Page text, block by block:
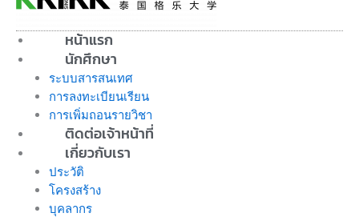
หน้าแรก
นักศึกษา
ระบบสารสนเทศ
การลงทะเบียนเรียน
การเพิ่มถอนรายวิชา
ติดต่อเจ้าหน้าที่
เกี่ยวกับเรา
ประวัติ
โครงสร้าง
บุคลากร